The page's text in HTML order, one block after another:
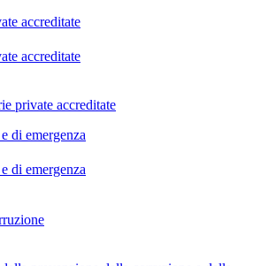
accreditate
accreditate
private accreditate
di emergenza
di emergenza